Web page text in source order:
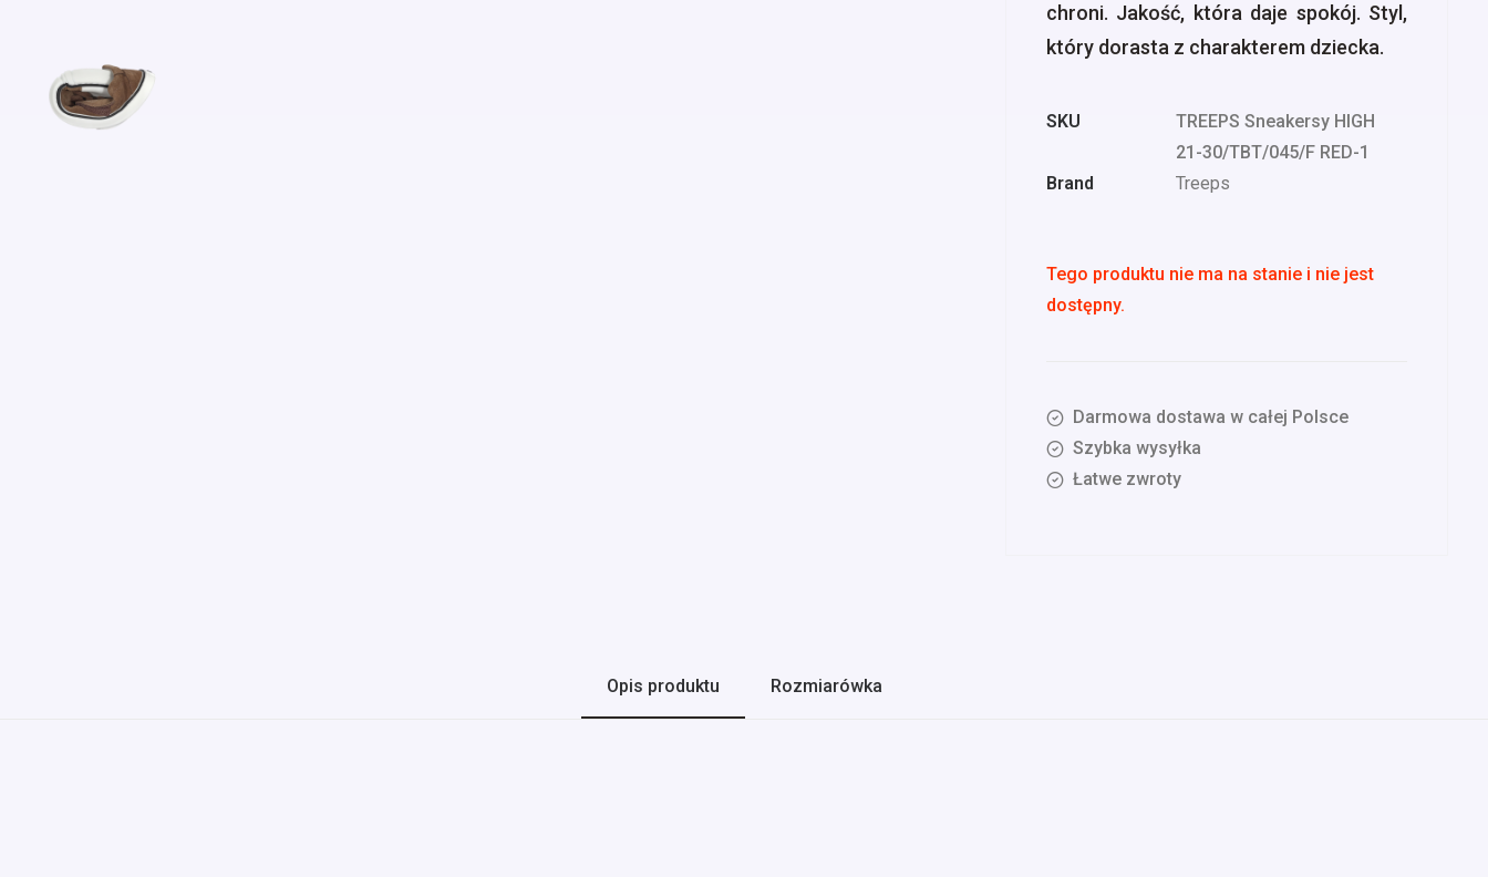
chroni. Jakość, która daje spokój. Styl,
który dorasta z charakterem dziecka.
SKU
TREEPS Sneakersy HIGH
21-30/TBT/045/F RED-1
Brand
Treeps
Tego produktu nie ma na stanie i nie jest
dostępny.
Darmowa dostawa w całej Polsce
Szybka wysyłka
Łatwe zwroty
Opis produktu Rozmiarówka